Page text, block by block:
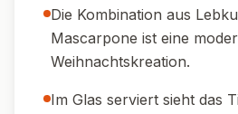
🍒 Fruchtige Beilage: Ein
Beeren oder ein Klecks
reichen.
🍽️ Portioniert:Im Glas